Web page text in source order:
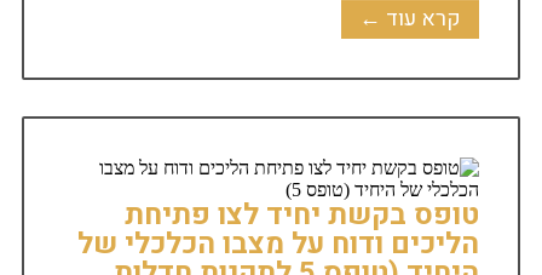
קרא עוד ←
טופס בקשת יחיד לצו פתיחת
הליכים ודוח על מצבו הכלכלי של